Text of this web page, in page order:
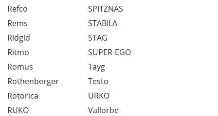
Refco
Rems
Ridgid
Ritmo
Romus
Rothenberger
Rotorica
RUKO
SPITZNAS
STABILA
STAG
SUPER-EGO
Tayg
Testo
URKO
Vallorbe